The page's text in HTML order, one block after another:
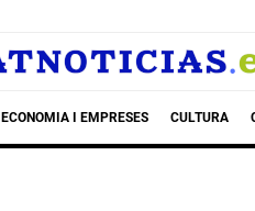
ECONOMIA I EMPRESES CULTURA